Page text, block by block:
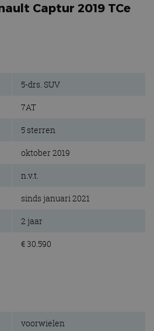
Captur 2019 TCe
5-drs. SUV
7AT
5 sterren
oktober 2019
n.v.t.
sinds januari 2021
2 jaar
€ 30.590
voorwielen